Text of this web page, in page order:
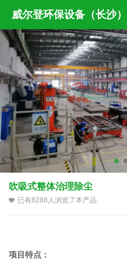
威尔登环保设备（长沙
吹吸式整体治理除尘
已有8288人浏览了本产品
项目特点：